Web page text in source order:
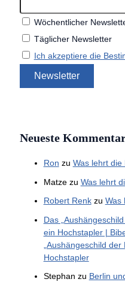
Wöchentlicher
Täglicher Newsletter
Ich akzeptiere die
Neueste
Ron zu Was lehrt die
Matzezu Was lehrt
Robert Renkzu Was
Das
ein Hochstapler |
„Aushängeschild
Hochstapler
Stephan zu Berlin